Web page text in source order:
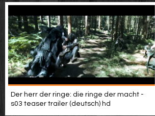
Der herr der ringe: die ringe der macht -
s03 teaser trailer (deutsch) hd